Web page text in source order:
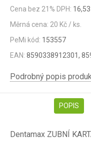
Cena bez 21% DPH:
Měrná cena: 20 Kč / ks.
PeMi kód: 153557
EAN: 8590338912301,
Podrobný popis
POPIS
Dentamax ZUBNÍ